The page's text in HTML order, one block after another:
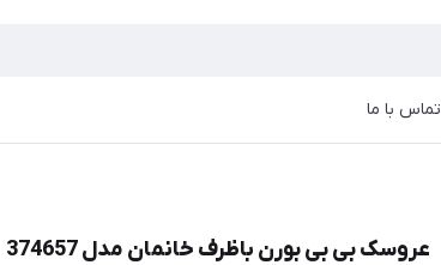
تماس با ما
عروسک بی بی بورن باظرف خانمان مدل 374657